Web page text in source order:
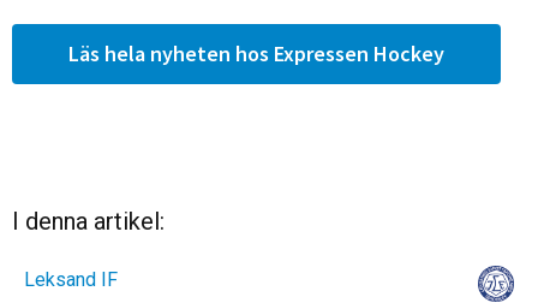
Läs hela nyheten hos Expressen Hockey
I denna artikel:
Leksand IF